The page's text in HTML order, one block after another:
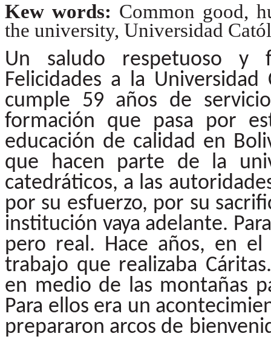
Kew words: Common good,
the university, Universidad
Un saludo respetuoso y
Felicidades a la Universidad
cumple
59 años de
formación
que pasa por
educación de calidad en
que hacen parte de la
catedráticos, a las
por su esfuerzo, por su
institución vaya adelante.
pero real. Hace años, en
trabajo que realizaba
en medio de las montañas
Para ellos era un
prepararon arcos de